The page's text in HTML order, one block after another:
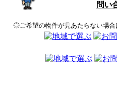
問い
◎ご希望の物件が見あたらない場